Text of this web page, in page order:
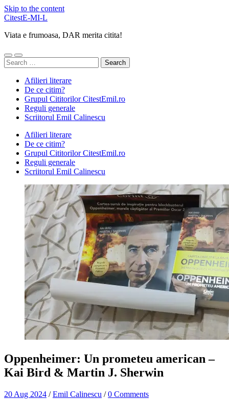
Skip to the content
CitestE-MI-L
Viata e frumoasa, DAR merita citita!
Toggle
mobile
Toggle
search
Search
for:
Afilieri literare
De ce citim?
Grupul Cititorilor CitestEmil.ro
Reguli generale
Scriitorul Emil Calinescu
Afilieri literare
De ce citim?
Grupul Cititorilor CitestEmil.ro
Reguli generale
Scriitorul Emil Calinescu
Oppenheimer: Un prometeu american –
Kai Bird & Martin J. Sherwin
20 Aug 2024 /Emil Calinescu /0 Comments